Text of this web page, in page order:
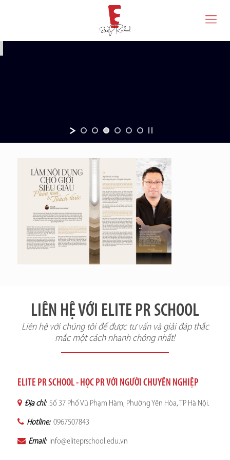
LIÊN HỆ VỚI ELITE PR SCHOOL
Liên hệ với chúng tôi để được tư vấn và giải đáp thắc
mắc một cách nhanh chóng nhất!
ELITE PR SCHOOL - HỌC PR VỚI NGƯỜI CHUYÊN NGHIỆP
Địa chỉ: Số 37 Phố Vũ Phạm Hàm, Phường Yên Hòa, TP Hà Nội.
Hotline: 0967507843
Email: info@eliteprschool.edu.vn